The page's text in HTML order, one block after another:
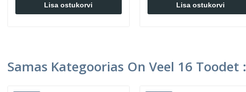
Lisa ostukorvi Lisa ostukorvi
Samas Kategoorias On Veel 16 Toodet :